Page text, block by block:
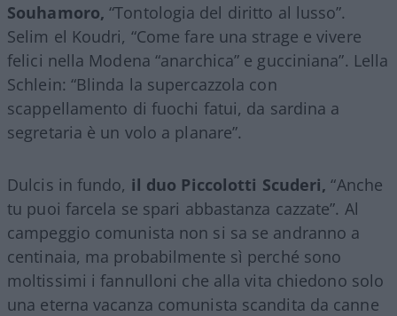
Souhamoro, “Tontologia del diritto al lusso”.
Selim el Koudri, “Come fare una strage e vivere
felici nella Modena “anarchica” e gucciniana”. Lella
Schlein: “Blinda la supercazzola con
scappellamento di fuochi fatui, da sardina a
segretaria è un volo a planare”.
Dulcis in fundo, il duo Piccolotti Scuderi, “Anche
tu puoi farcela se spari abbastanza cazzate”. Al
campeggio comunista non si sa se andranno a
centinaia, ma probabilmente sì perché sono
moltissimi i fannulloni che alla vita chiedono solo
una eterna vacanza comunista scandita da canne